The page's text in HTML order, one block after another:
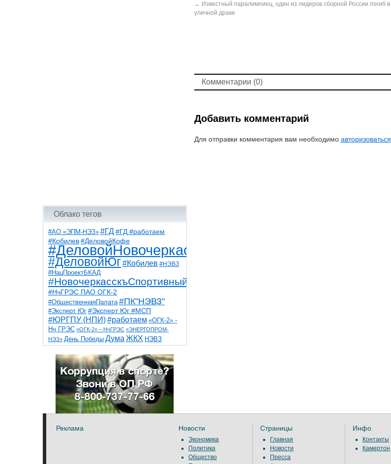
Облако тегов
#АО «ЭПМ-НЭЗ» #ГД #ГД #работаем
#Кобилев #ДеловойКофе
#ДеловойНовочеркасск
#ДеловойЮг#Кобилев #НЭВЗ
#НацПроектБКАД
#НовочеркасскъСпортивный
#НчГРЭС ПАО ОГК-2
#ОбщественнаяПалата #ПК"НЭВЗ"
#Эксперт Юг #Эксперт Юг #МСП
#ЮРГПУ (НПИ)#работаем «ОГК-2» -
Нч ГРЭС «ОГК-2» – НчГРЭС «ЭНЕРГОПРОМ-
НЭЗ» День Победы Дума ЖКХ НЭВЗ
НчГРЭС ТНТ
благоустройствоветераны выборы
детидороги казаки коррупция космос
общественная палата парк пожар роща
спорт театр транспорт художники
← Известный паралимпиец, один из лидеров сборной России погиб в
уличной драке
Комментарии (0)
Добавить комментарий
Для отправки комментария вам необходимо авторизоваться
Реклама Новости
Экономика
Политика
Общество
Страницы
Главная
Новости
Пресса
Инфо
Контакты
Камертон